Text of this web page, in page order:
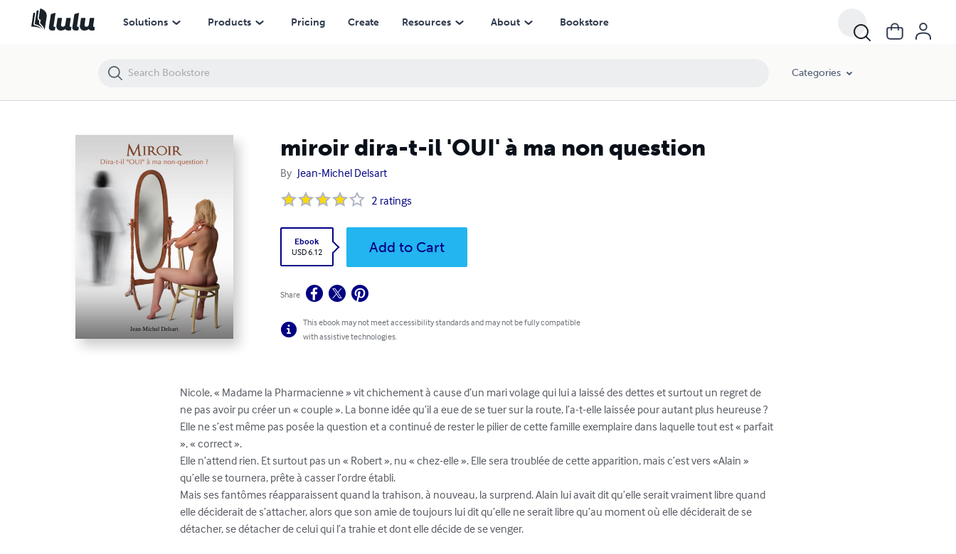
Solutions Products Pricing Create Resources About Bookstore
Categories
miroir dira-t-il 'OUI' à ma non question
By Jean-Michel Delsart
2 ratings
Ebook
USD 6.12
Add to Cart
Share
This ebook may not meet accessibility standards and may not be fully compatible
with assistive technologies.
Nicole, « Madame la Pharmacienne » vit chichement à cause d’un mari volage qui lui a laissé des dettes et surtout un regret de
ne pas avoir pu créer un « couple ». La bonne idée qu’il a eue de se tuer sur la route, l’a-t-elle laissée pour autant plus heureuse ?
Elle ne s’est même pas posée la question et a continué de rester le pilier de cette famille exemplaire dans laquelle tout est « parfait
», « correct ».
Elle n’attend rien. Et surtout pas un « Robert », nu « chez-elle ». Elle sera troublée de cette apparition, mais c’est vers «Alain »
qu’elle se tournera, prête à casser l’ordre établi.
Mais ses fantômes réapparaissent quand la trahison, à nouveau, la surprend. Alain lui avait dit qu’elle serait vraiment libre quand
elle déciderait de s’attacher, alors que son amie de toujours lui dit qu’elle ne serait libre qu’au moment où elle déciderait de se
détacher, se détacher de celui qui l’a trahie et dont elle décide de se venger.
miroir dira-t-il 'OUI' à ma non question